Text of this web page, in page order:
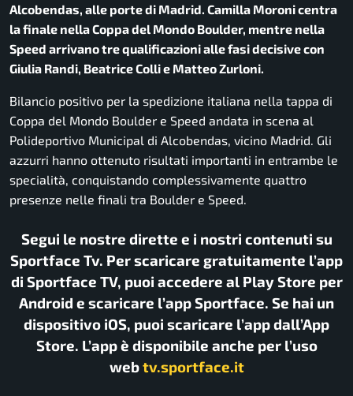
Alcobendas, alle porte di Madrid. Camilla Moroni centra
la finale nella Coppa del Mondo Boulder, mentre nella
Speed arrivano tre qualificazioni alle fasi decisive con
Giulia Randi, Beatrice Colli e Matteo Zurloni.
Bilancio positivo per la spedizione italiana nella tappa di
Coppa del Mondo Boulder e Speed andata in scena al
Polideportivo Municipal di Alcobendas, vicino Madrid. Gli
azzurri hanno ottenuto risultati importanti in entrambe le
specialità, conquistando complessivamente quattro
presenze nelle finali tra Boulder e Speed.
Segui le nostre dirette e i nostri contenuti su
Sportface Tv. Per scaricare gratuitamente l’app
di Sportface TV, puoi accedere al Play Store per
Android e scaricare l’app Sportface. Se hai un
dispositivo iOS, puoi scaricare l’app dall’App
Store. L’app è disponibile anche per l’uso
webtv.sportface.it